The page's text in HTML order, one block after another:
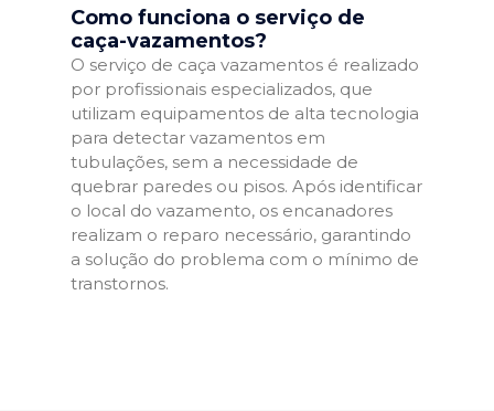
Como funciona o serviço de
caça-vazamentos?
O serviço de caça vazamentos é realizado
por profissionais especializados, que
utilizam equipamentos de alta tecnologia
para detectar vazamentos em
tubulações, sem a necessidade de
quebrar paredes ou pisos. Após identificar
o local do vazamento, os encanadores
realizam o reparo necessário, garantindo
a solução do problema com o mínimo de
transtornos.